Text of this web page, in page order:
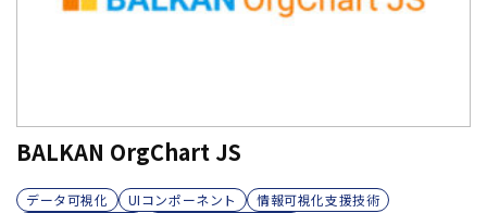
BALKAN OrgChart JS
データ可視化 UIコンポーネント
情報可視化支援技術